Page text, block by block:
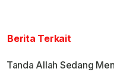
Berita Terkait
Tanda Allah Sedang